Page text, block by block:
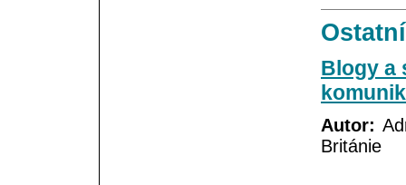
Blogy a
Autor:
Británie